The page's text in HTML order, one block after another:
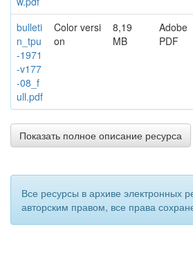
bulleti
n_tpu
-1971
-v177
-08_f
ull.pdf
Color versi
on
8,19
MB
Adobe
PDF
Показать полное описание ресурса
Все ресурсы в архиве электронных
авторским правом, все права